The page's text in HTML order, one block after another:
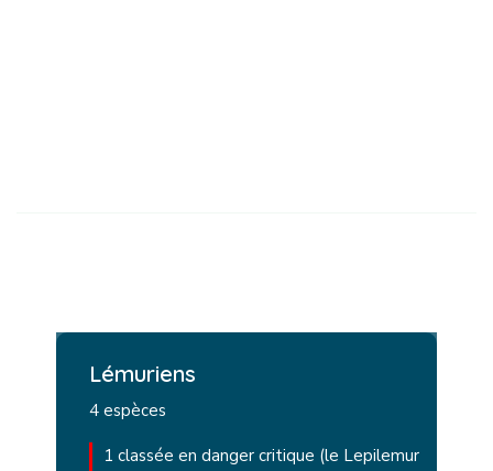
Lémuriens
4 espèces
1 classée en danger critique (le Lepilemur